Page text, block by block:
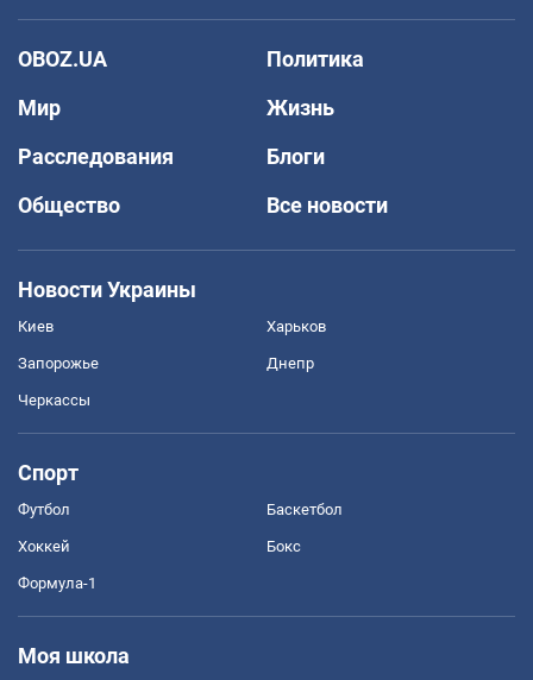
OBOZ.UA
Политика
Мир
Жизнь
Расследования
Блоги
Общество
Все новости
Новости Украины
Киев Харьков
Запорожье Днепр
Черкассы
Спорт
Футбол Баскетбол
Хоккей Бокс
Формула-1
Моя школа